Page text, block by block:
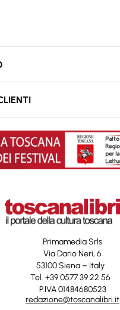
Primamedia Srls
Via Dario Neri, 6
53100 Siena – Italy
Tel. +39 0577 39 22 56
P.IVA 01484680523
redazione@toscanalibri.it